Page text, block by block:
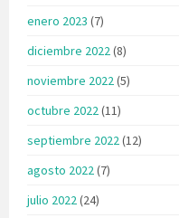
enero 2023 (7)
diciembre 2022(8)
noviembre 2022(5)
octubre 2022(11)
septiembre 2022(12)
agosto 2022(7)
julio 2022(24)